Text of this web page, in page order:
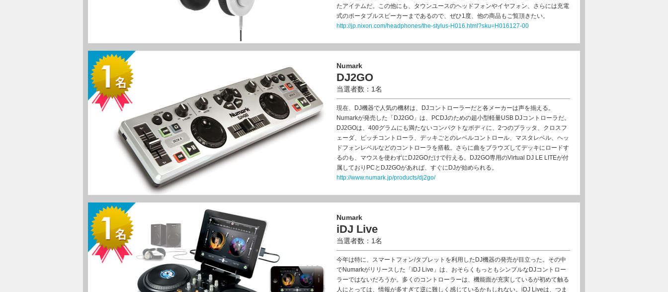
たアイテムだ。この他にも、タウンユースのヘッドフォンやイヤフォン、さらには充電
式のポータブルスピーカーまであるので、ぜひ1度、他の商品もご覧頂きたい。
http://jp.nixon.com/headphones/the-stylus-H016.html?sku=H016127-00
Numark
DJ2GO
当選者数：1名
現在、DJ機器で人気の機材は、DJコントローラーだと各メーカーは声を揃える。
Numarkが発売した「DJ2GO」は、PCDJのための超小型軽量USB DJコントローラだ。
DJ2GOは、400グラムにも満たないコンパクトなボディに、2つのプラッタ、クロスフ
ェーダ、ピッチコントローラ、デッキごとのレベルコントロール、マスタレベル、ヘッ
ドフォンレベルなどのコントローラを搭載。さらに曲をブラウズしてデッキにロードす
るのも、マウスを使わずにDJ2GOだけで行える。DJ2GO専用のVirtual DJ LE LITEが付
属しておりPCとDJ2GOがあれば、すぐにDJが始められる。
http://www.numark.jp/products/dj2go/
Numark
iDJ Live
当選者数：1名
今年は特に、スマートフォン/タブレットを利用したDJ機器の発売が目立った。その中
でNumarkがリリースした「iDJ Live」は、おそらくもっともシンプルなDJコントロー
ラーではないだろうか。多くのコントローラーは、機能面が充実しているが初めて触る
人にとっては、情報が多すぎて逆に難しく感じているかもしれない。iDJ Liveは、つま